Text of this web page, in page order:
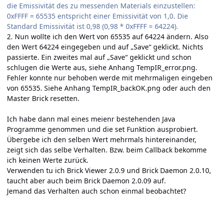
die Emissivität des zu messenden Materials einzustellen:
0xFFFF = 65535 entspricht einer Emissivität von 1,0. Die
Standard Emissivität ist 0,98 (0,98 * 0xFFFF = 64224).
2. Nun wollte ich den Wert von 65535 auf 64224 ändern. Also
den Wert 64224 eingegeben und auf „Save“ geklickt. Nichts
passierte. Ein zweites mal auf „Save“ geklickt und schon
schlugen die Werte aus, siehe Anhang TempIR_error.png.
Fehler konnte nur behoben werde mit mehrmaligen eingeben
von 65535. Siehe Anhang TempIR_backOK.png oder auch den
Master Brick resetten.
Ich habe dann mal eines meienr bestehenden Java
Programme genommen und die set Funktion ausprobiert.
Übergebe ich den selben Wert mehrmals hintereinander,
zeigt sich das selbe Verhalten. Bzw. beim Callback bekomme
ich keinen Werte zurück.
Verwenden tu ich Brick Viewer 2.0.9 und Brick Daemon 2.0.10,
taucht aber auch beim Brick Daemon 2.0.09 auf.
Jemand das Verhalten auch schon einmal beobachtet?